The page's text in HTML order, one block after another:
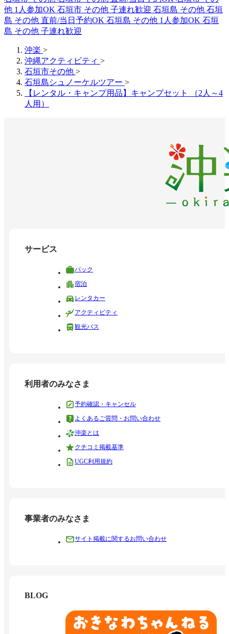
他 1人参加OK 石垣市 その他 子連れ歓迎 石垣島 その他 石垣
島 その他 直前/当日予約OK 石垣島 その他 1人参加OK 石垣
島 その他 子連れ歓迎
沖楽 >
沖縄アクティビティ >
石垣市その他 >
石垣島シュノーケルツアー >
【レンタル・キャンプ用品】キャンプセット （2人～4
人用）
サービス
パック
宿泊
レンタカー
アクティビティ
観光バス
利用者のみなさま
予約確認・キャンセル
よくあるご質問・お問い合わせ
沖楽とは
クチコミ掲載基準
UGC利用規約
事業者のみなさま
サイト掲載に関するお問い合わせ
BLOG